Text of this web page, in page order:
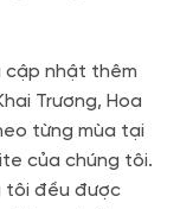
cập nhật thêm
Trương, Hoa
từng mùa tại
của chúng tôi.
tôi đều được